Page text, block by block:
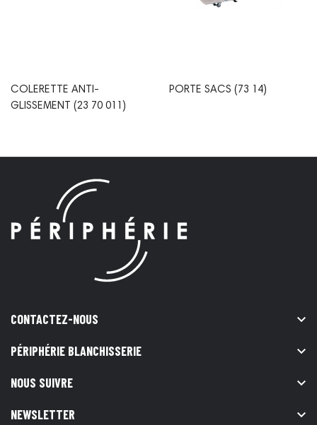
COLERETTE ANTI-
GLISSEMENT (23 70 011)
PORTE SACS (73 14)
CONTACTEZ-NOUS 
PÉRIPHÉRIE BLANCHISSERIE 
NOUS SUIVRE 
NEWSLETTER 